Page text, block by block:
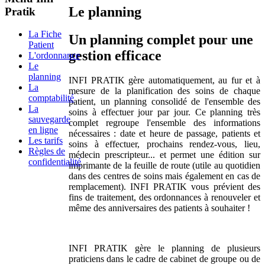
Le planning
Un planning complet pour une
gestion efficace
INFI PRATIK gère automatiquement, au fur et à
mesure de la planification des soins de chaque
patient, un planning consolidé de l'ensemble des
soins à effectuer jour par jour. Ce planning très
complet regroupe l'ensemble des informations
nécessaires : date et heure de passage, patients et
soins à effectuer, prochains rendez-vous, lieu,
médecin prescripteur... et permet une édition sur
imprimante de la feuille de route (utile au quotidien
dans des centres de soins mais également en cas de
remplacement). INFI PRATIK vous prévient des
fins de traitement, des ordonnances à renouveler et
même des anniversaires des patients à souhaiter !
INFI PRATIK gère le planning de plusieurs
praticiens dans le cadre de cabinet de groupe ou de
Pratik
La Fiche
Patient
L'ordonnance
Le
planning
La
comptabilité
La
sauvegarde
en ligne
Les tarifs
Règles de
confidentialité